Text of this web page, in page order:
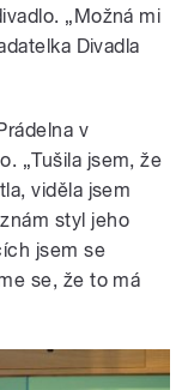
„Možná mi
Divadla
v
„Tušila jsem, že
viděla jsem
styl jeho
jsem se
se, že to má